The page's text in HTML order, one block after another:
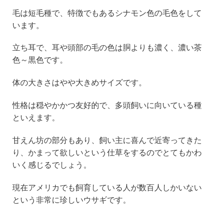
毛は短毛種で、特徴でもあるシナモン色の毛色をして
います。
立ち耳で、耳や頭部の毛の色は胴よりも濃く、濃い茶
色～黒色です。
体の大きさはやや大きめサイズです。
性格は穏やかかつ友好的で、多頭飼いに向いている種
といえます。
甘えん坊の部分もあり、飼い主に喜んで近寄ってきた
り、かまって欲しいという仕草をするのでとてもかわ
いく感じるでしょう。
現在アメリカでも飼育している人が数百人しかいない
という非常に珍しいウサギです。